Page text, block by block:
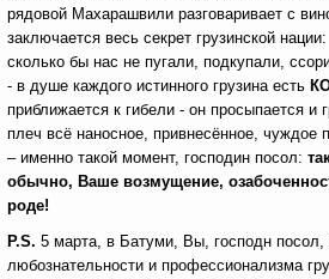
рядовой Махарашвили разговаривает с
заключается весь секрет грузинской
сколько бы нас не пугали, подкупали,
- в душе каждого истинного грузина есть
приближается к гибели - он просыпается и
плеч всё наносное, привнесённое, чуждое
– именно такой момент, господин посол:
обычно, Ваше возмущение,
роде!
P.S. 5 марта, в Батуми, Вы, господн
любознательности и профессионализма